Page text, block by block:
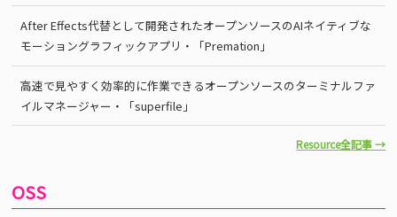
After Effects代替として開発されたオープンソースのAIネイティブな
モーショングラフィックアプリ・「Premation」
高速で見やすく効率的に作業できるオープンソースのターミナルファ
イルマネージャー・「superfile」
Resource全記事 →
OSS